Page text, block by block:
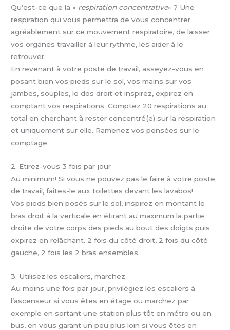
Qu’est-ce que la « respiration concentrative« ? Une
respiration qui vous permettra de vous concentrer
agréablement sur ce mouvement respiratoire, de laisser
vos organes travailler à leur rythme, les aider à le
retrouver.
En revenant à votre poste de travail, asseyez-vous en
posant bien vos pieds sur le sol, vos mains sur vos
jambes, souples, le dos droit et inspirez, expirez en
comptant vos respirations. Comptez 20 respirations au
total en cherchant à rester concentré(e) sur la respiration
et uniquement sur elle. Ramenez vos pensées sur le
comptage.
2. Etirez-vous 3 fois par jour
Au minimum! Si vous ne pouvez pas le faire à votre poste
de travail, faites-le aux toilettes devant les lavabos!
Vos pieds bien posés sur le sol, inspirez en montant le
bras droit à la verticale en étirant au maximum la partie
droite de votre corps des pieds au bout des doigts puis
expirez en relâchant. 2 fois du côté droit, 2 fois du côté
gauche, 2 fois les 2 bras ensembles.
3. Utilisez les escaliers, marchez
Au moins une fois par jour, privilégiez les escaliers à
l’ascenseur si vous êtes en étage ou marchez par
exemple en sortant une station plus tôt en métro ou en
bus, en vous garant un peu plus loin si vous êtes en